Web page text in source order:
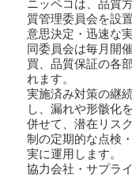
ニッペコは、品質
質管理委員会を設
意思決定・迅速な
同委員会は毎月開
買、品質保証の各
れます。
実施済み対策の継
し、漏れや形骸化
併せて、潜在リス
制の定期的な点検
実に運用します。
協力会社・サプラ